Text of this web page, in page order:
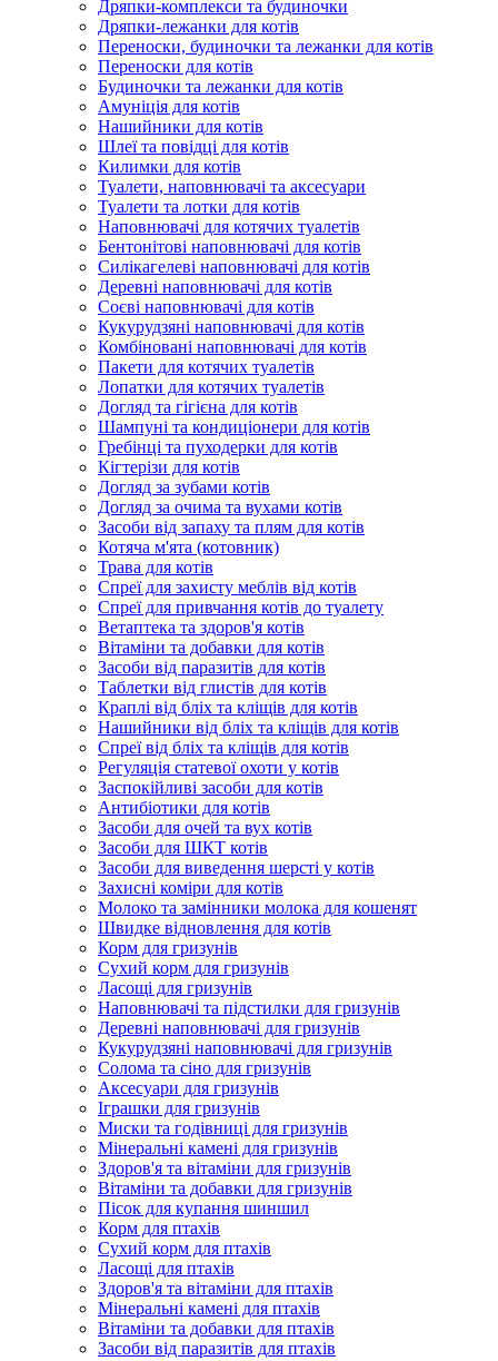
Дряпки-комплекси та будиночки
Дряпки-лежанки для котів
Переноски, будиночки та лежанки для котів
Переноски для котів
Будиночки та лежанки для котів
Амуніція для котів
Нашийники для котів
Шлеї та повідці для котів
Килимки для котів
Туалети, наповнювачі та аксесуари
Туалети та лотки для котів
Наповнювачі для котячих туалетів
Бентонітові наповнювачі для котів
Силікагелеві наповнювачі для котів
Деревні наповнювачі для котів
Соєві наповнювачі для котів
Кукурудзяні наповнювачі для котів
Комбіновані наповнювачі для котів
Пакети для котячих туалетів
Лопатки для котячих туалетів
Догляд та гігієна для котів
Шампуні та кондиціонери для котів
Гребінці та пуходерки для котів
Кігтерізи для котів
Догляд за зубами котів
Догляд за очима та вухами котів
Засоби від запаху та плям для котів
Котяча м'ята (котовник)
Трава для котів
Спреї для захисту меблів від котів
Спреї для привчання котів до туалету
Ветаптека та здоров'я котів
Вітаміни та добавки для котів
Засоби від паразитів для котів
Таблетки від глистів для котів
Краплі від бліх та кліщів для котів
Нашийники від бліх та кліщів для котів
Спреї від бліх та кліщів для котів
Регуляція статевої охоти у котів
Заспокійливі засоби для котів
Антибіотики для котів
Засоби для очей та вух котів
Засоби для ШКТ котів
Засоби для виведення шерсті у котів
Захисні коміри для котів
Молоко та замінники молока для кошенят
Швидке відновлення для котів
Корм для гризунів
Сухий корм для гризунів
Ласощі для гризунів
Наповнювачі та підстилки для гризунів
Деревні наповнювачі для гризунів
Кукурудзяні наповнювачі для гризунів
Солома та сіно для гризунів
Аксесуари для гризунів
Іграшки для гризунів
Миски та годівниці для гризунів
Мінеральні камені для гризунів
Здоров'я та вітаміни для гризунів
Вітаміни та добавки для гризунів
Пісок для купання шиншил
Корм для птахів
Сухий корм для птахів
Ласощі для птахів
Здоров'я та вітаміни для птахів
Мінеральні камені для птахів
Вітаміни та добавки для птахів
Засоби від паразитів для птахів